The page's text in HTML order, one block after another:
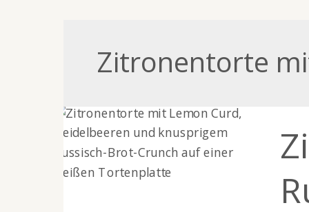
Zitronentorte
mit
&